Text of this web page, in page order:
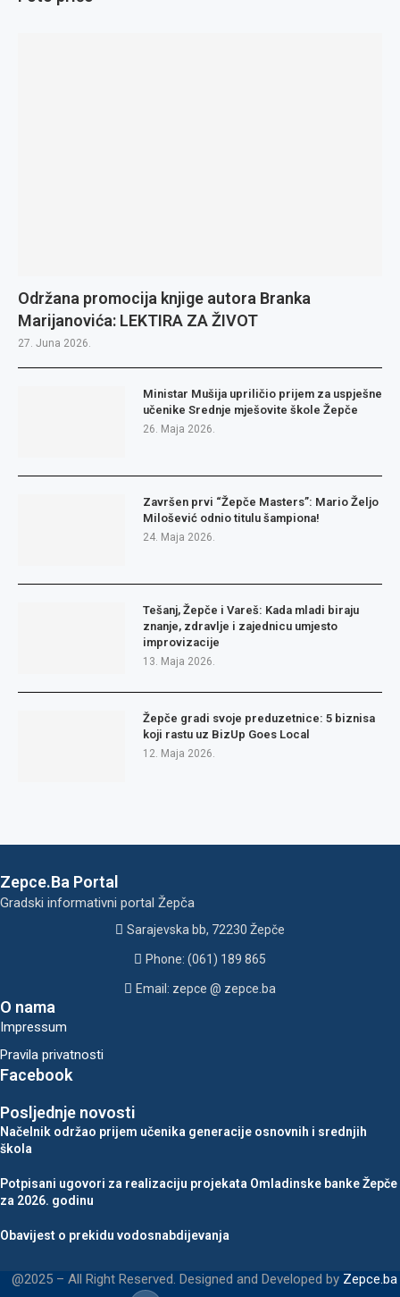
Održana promocija knjige autora Branka
Marijanovića: LEKTIRA ZA ŽIVOT
27. Juna 2026.
Ministar Mušija upriličio prijem za uspješne
učenike Srednje mješovite škole Žepče
26. Maja 2026.
Završen prvi “Žepče Masters”: Mario Željo
Milošević odnio titulu šampiona!
24. Maja 2026.
Tešanj, Žepče i Vareš: Kada mladi biraju
znanje, zdravlje i zajednicu umjesto
improvizacije
13. Maja 2026.
Žepče gradi svoje preduzetnice: 5 biznisa
koji rastu uz BizUp Goes Local
12. Maja 2026.
Zepce.Ba Portal
Gradski informativni portal Žepča
Sarajevska bb, 72230 Žepče
Phone: (061) 189 865
Email: zepce @ zepce.ba
O nama
Impressum
Pravila privatnosti
Facebook
Posljednje novosti
Načelnik održao prijem učenika generacije osnovnih i srednjih
škola
Potpisani ugovori za realizaciju projekata Omladinske banke Žepče
za 2026. godinu
Obavijest o prekidu vodosnabdijevanja
@2025 – All Right Reserved. Designed and Developed by Zepce.ba